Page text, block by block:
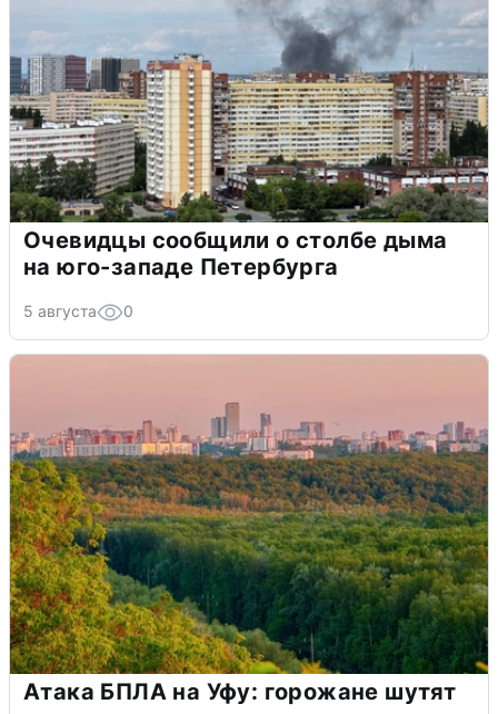
Очевидцы сообщили о столбе дыма
на юго-западе Петербурга
5 августа 0
Атака БПЛА на Уфу: горожане шутят